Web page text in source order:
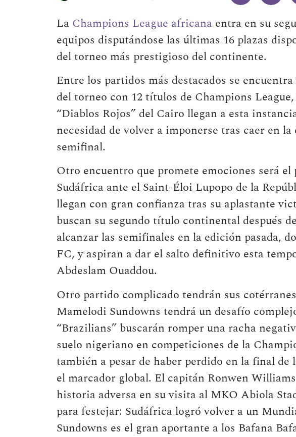
La Champions League africana entra en su
equipos disputándose las últimas 16 plazas
del torneo más prestigioso del continente.
Entre los partidos más destacados se
del torneo con 12 títulos de Champions
“Diablos Rojos” del Cairo llegan a esta
necesidad de volver a imponerse tras caer en
semifinal.
Otro encuentro que promete emociones será
Sudáfrica ante el Saint-Éloi Lupopo de la
llegan con gran confianza tras su aplastante
buscan su segundo título continental después
alcanzar las semifinales en la edición pasada,
FC, y aspiran a dar el salto definitivo esta
Abdeslam Ouaddou.
Otro partido complicado tendrán sus
Mamelodi Sundowns tendrá un desafío
“Brazilians” buscarán romper una racha
suelo nigeriano en competiciones de la
también a pesar de haber perdido en la final
el marcador global. El capitán Ronwen
historia adversa en su visita al MKO Abiola
para festejar: Sudáfrica logró volver a un
Sundowns es el gran aportante a los Bafana